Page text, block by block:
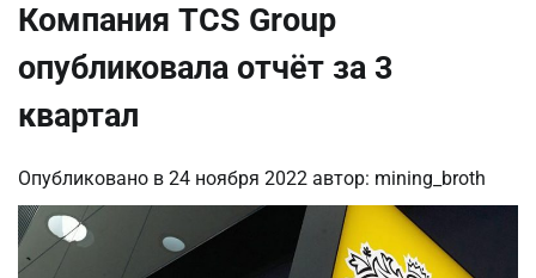
Компания TCS Group
опубликовала отчёт за 3
квартал
Опубликовано в 24 ноября 2022 автор: mining_broth